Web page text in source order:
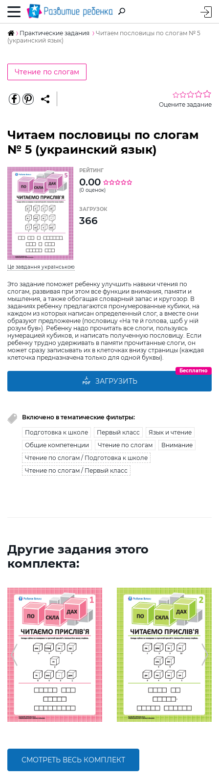
Практические задания
Читаем пословицы по слогам № 5
(украинский язык)
Чтение по слогам
Оцените задание
Читаем пословицы по слогам
№ 5 (украинский язык)
Це завдання українською
Это задание поможет ребенку улучшить навыки чтения по
слогам, развивая при этом все функции внимания, памяти и
мышления, а также обогащая словарный запас и кругозор. В
заданиях ребенку предлагаются пронумерованные кубики, на
каждом из которых написан определенный слог, а вместе они
образуют предложение (пословицу «На те й голова, щоб у ній
розум був»). Ребенку надо прочитать все слоги, пользуясь
нумерацией кубиков, и написать полученную пословицу. Если
ребенку трудно удерживать в памяти прочитанные слоги, он
может сразу записывать их в клеточках внизу страницы (каждая
клеточка предназначена только для одной буквы).
РЕЙТИНГ
0.00
(0 оценок)
ЗАГРУЗОК
366
ЗАГРУЗИТЬ
Бесплатно
Включено в тематические фильтры:
Подготовка к школе Первый класс
Язык и чтение
Общие компетенции
Чтение по слогам
Внимание
Чтение по слогам / Подготовка к школе
Чтение по слогам / Первый класс
Другие задания этого
комплекта:
СМОТРЕТЬ ВЕСЬ КОМПЛЕКТ